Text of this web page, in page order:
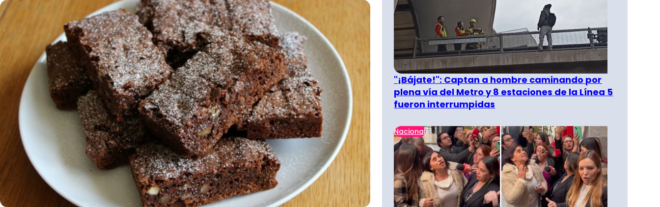
"¡Bájate!": Captan a hombre caminando por
plena vía del Metro y 8 estaciones de la Línea 5
fueron interrumpidas
Nacional